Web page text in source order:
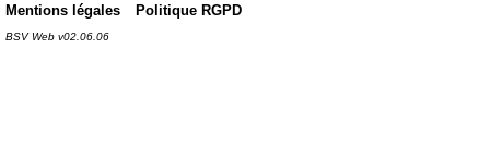
Mentions légales Politique RGPD
BSV Web v02.06.06